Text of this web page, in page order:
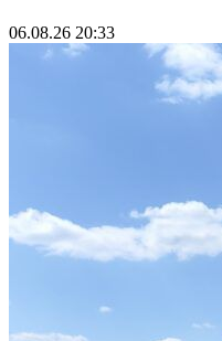
06.08.26 20:33